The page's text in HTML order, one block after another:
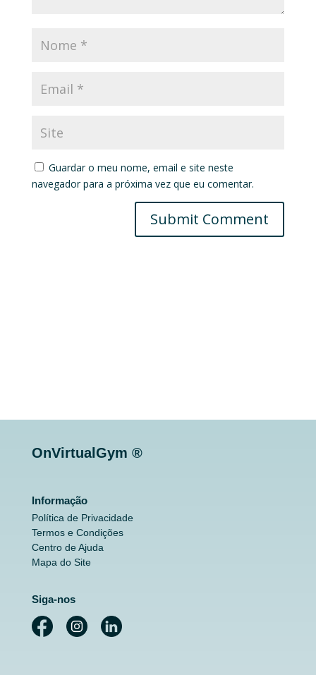
Guardar o meu nome, email e site neste
navegador para a próxima vez que eu comentar.
Submit Comment
OnVirtualGym ®
Informação
Política de Privacidade
Termos e Condições
Centro de Ajuda
Mapa do Site
Siga-nos